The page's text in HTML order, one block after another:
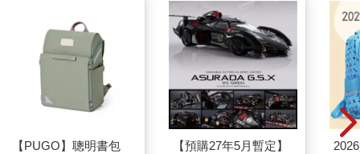
【PUGO】聰明書包
【預購27年5月暫定】